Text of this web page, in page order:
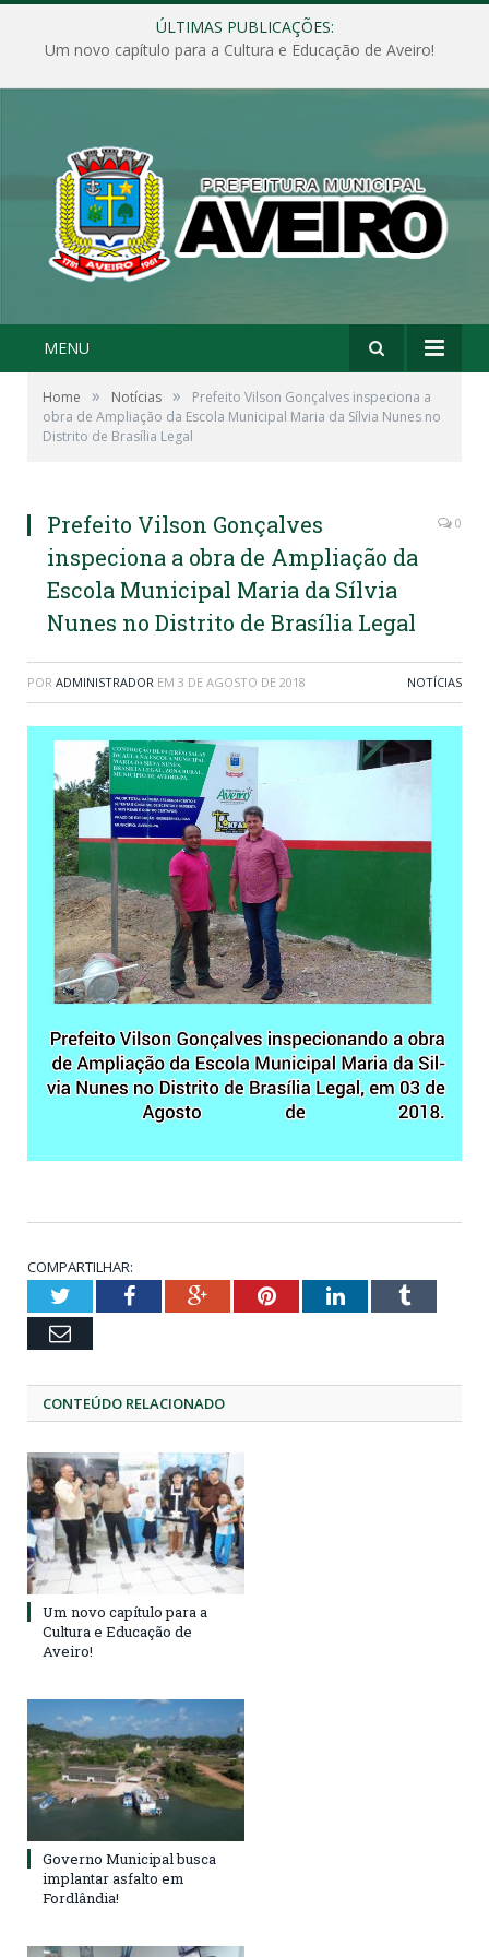
ÚLTIMAS PUBLICAÇÕES:
Um novo capítulo para a Cultura e Educação de Aveiro!
MENU
Home » Notícias »
Prefeito Vilson Gonçalves inspeciona a
obra de Ampliação da Escola Municipal Maria da Sílvia Nunes no
Distrito de Brasília Legal
Prefeito Vilson Gonçalves
inspeciona a obra de Ampliação da
Escola Municipal Maria da Sílvia
Nunes no Distrito de Brasília Legal
0
POR ADMINISTRADOR EM 3 DE AGOSTO DE 2018 NOTÍCIAS
COMPARTILHAR:
TwitterFacebookGoogle+PinterestLinkedInTumblr
Email
CONTEÚDO RELACIONADO
Um novo capítulo para a
Cultura e Educação de
Aveiro!
Governo Municipal busca
implantar asfalto em
Fordlândia!